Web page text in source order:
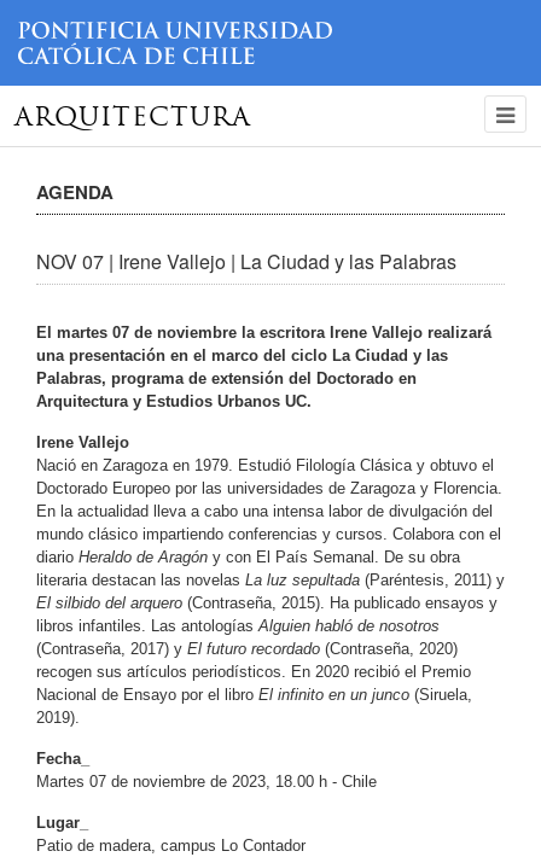
ARQUITECTURA
AGENDA
NOV 07 | Irene Vallejo | La Ciudad y las Palabras
El martes 07 de noviembre la escritora Irene Vallejo realizará
una presentación en el marco del ciclo La Ciudad y las
Palabras, programa de extensión del Doctorado en
Arquitectura y Estudios Urbanos UC.
Irene Vallejo
Nació en Zaragoza en 1979. Estudió Filología Clásica y obtuvo el
Doctorado Europeo por las universidades de Zaragoza y Florencia.
En la actualidad lleva a cabo una intensa labor de divulgación del
mundo clásico impartiendo conferencias y cursos. Colabora con el
diario Heraldo de Aragón y con El País Semanal. De su obra
literaria destacan las novelas La luz sepultada (Paréntesis, 2011) y
El silbido del arquero (Contraseña, 2015). Ha publicado ensayos y
libros infantiles. Las antologías Alguien habló de nosotros
(Contraseña, 2017) y El futuro recordado (Contraseña, 2020)
recogen sus artículos periodísticos. En 2020 recibió el Premio
Nacional de Ensayo por el libro El infinito en un junco (Siruela,
2019).
Fecha_
Martes 07 de noviembre de 2023, 18.00 h - Chile
Lugar_
Patio de madera, campus Lo Contador